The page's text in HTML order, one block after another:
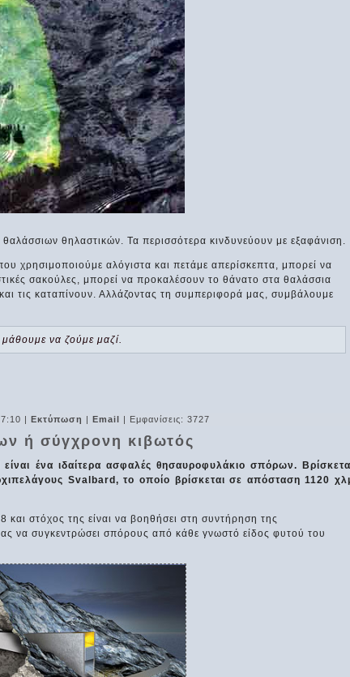
θαλάσσιων θηλαστικών. Τα περισσότερα κινδυνεύουν με εξαφάνιση.
χρησιμοποιούμε αλόγιστα και πετάμε απερίσκεπτα, μπορεί να
σακούλες, μπορεί να προκαλέσουν το θάνατο στα θαλάσσια
τις καταπίνουν. Αλλάζοντας τη συμπεριφορά μας, συμβάλουμε
μάθουμε να ζούμε μαζί.
| Εκτύπωση | Email | Εμφανίσεις: 3727
ή σύγχρονη κιβωτός
ένα ιδαίτερα ασφαλές θησαυροφυλάκιο σπόρων.
Svalbard, το οποίο βρίσκεται σε απόσταση 1120
και στόχος της είναι να βοηθήσει στη συντήρηση της
να συγκεντρώσει σπόρους από κάθε γνωστό είδος φυτού του